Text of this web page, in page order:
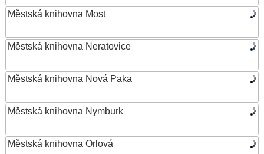
Městská knihovna Most
Městská knihovna Neratovice
Městská knihovna Nová Paka
Městská knihovna Nymburk
Městská knihovna Orlová